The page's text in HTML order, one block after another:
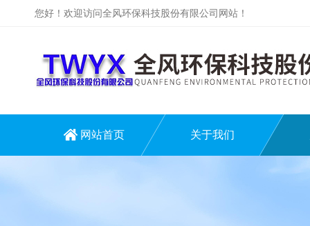
您好！欢迎访问全风环保科技股份有限公司网站！
网站首页 关于我们